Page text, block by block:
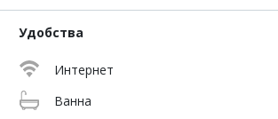
Удобства
Интернет
Ванна